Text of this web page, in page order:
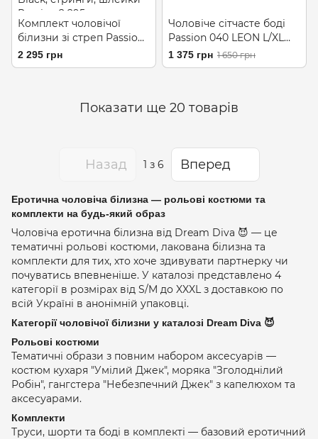
Комплект чоловічої
білизни зі стреп Passion
039 SET ANDREW L/XL
Black, стринги, шлейки
2 295 грн
Чоловіче сітчасте боді
Passion 040 LEON L/XL
Black, сітка, резинки
1 375 грн 1 650 грн
Показати ще 20 товарів
Назад 1 з 6 Вперед
Еротична чоловіча білизна — рольові костюми та
комплекти на будь-який образ
Чоловіча еротична білизна від Dream Diva 😈 — це
тематичні рольові костюми, лакована білизна та
комплекти для тих, хто хоче здивувати партнерку чи
почуватись впевненіше. У каталозі представлено 4
категорії в розмірах від S/M до XXXL з доставкою по
всій Україні в анонімній упаковці.
Категорії чоловічої білизни у каталозі Dream Diva 😈
Рольові костюми
Тематичні образи з повним набором аксесуарів —
костюм кухаря "Умілий Джек", моряка "Зголоднілий
Робін", гангстера "Небезпечний Джек" з капелюхом та
аксесуарами.
Комплекти
Труси, шорти та боді в комплекті — базовий еротичний